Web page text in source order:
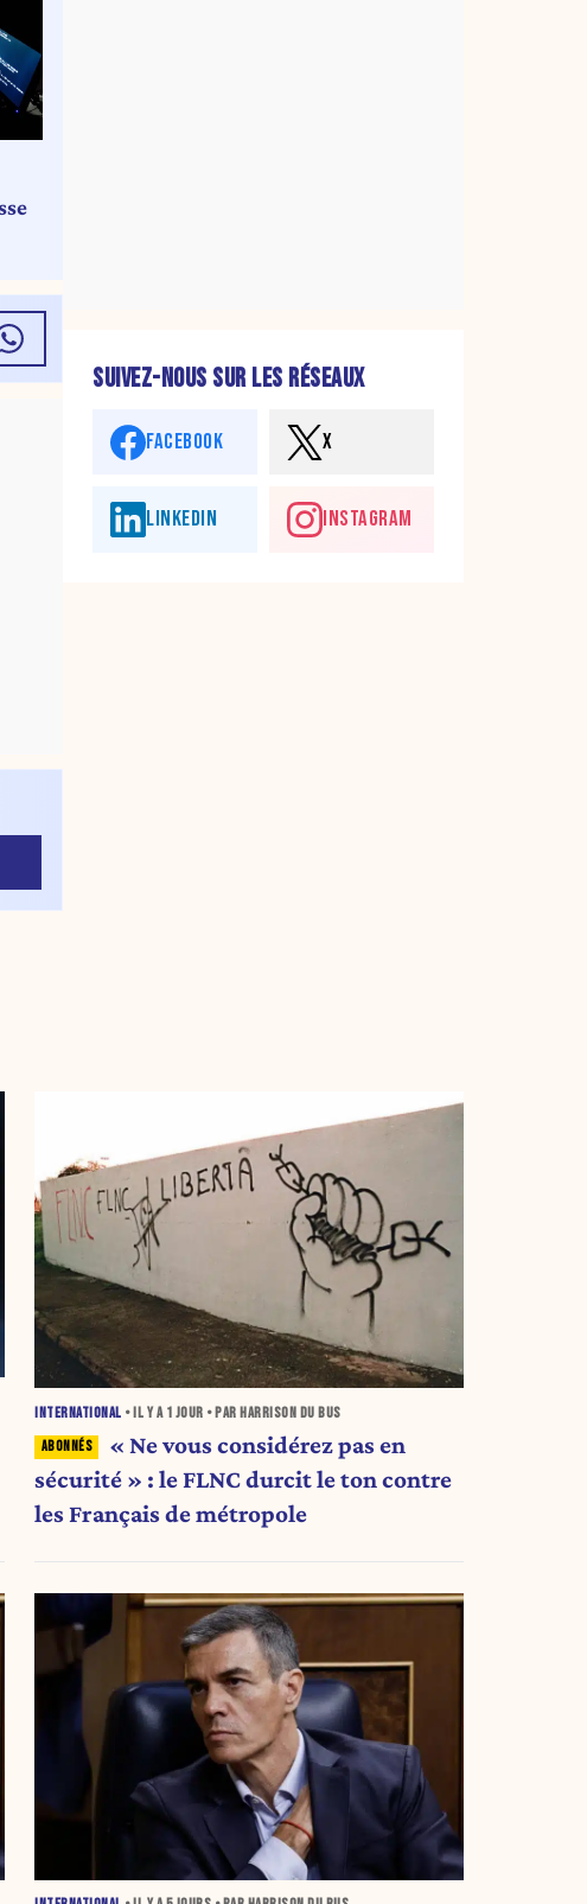
SUIVEZ-NOUS SUR LES RÉSEAUX
FACEBOOK X
LINKEDIN INSTAGRAM
INTERNATIONAL • IL Y A 1 JOUR • PAR HARRISON DU BUS
« Ne vous considérez pas en
sécurité » : le FLNC durcit le ton contre
les Français de métropole